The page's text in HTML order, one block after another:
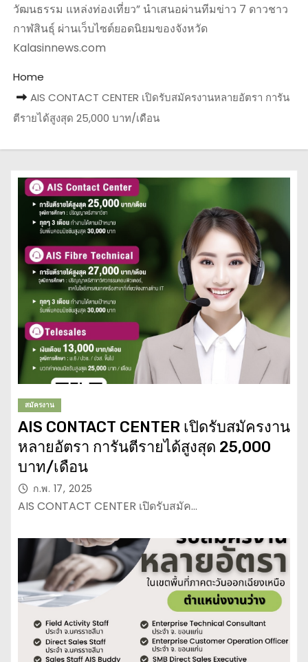
วัฒนธรรม แหล่งท่องเที่ยว” นำเสนอผ่านทีมข่าว 7 ดาวชาว
กาฬสินธุ์ ผ่านเว็บไซต์ยอดนิยมของจังหวัด
Kalasinnews.com
Home
AIS CONTACT CENTER เปิดรับสมัครงานหลายอัตรา การัน
ตีรายได้สูงสุด 25,000 บาท/เดือน
สมัครงาน
AIS CONTACT CENTER เปิดรับสมัครงาน
หลายอัตรา การันตีรายได้สูงสุด 25,000
บาท/เดือน
ก.พ. 17, 2025
AIS CONTACT CENTER เปิดรับสมัค…